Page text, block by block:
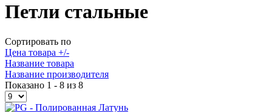
Петли стальные
Сортировать по
Цена товара +/-
Название товара
Название производителя
Показано 1 - 8 из 8